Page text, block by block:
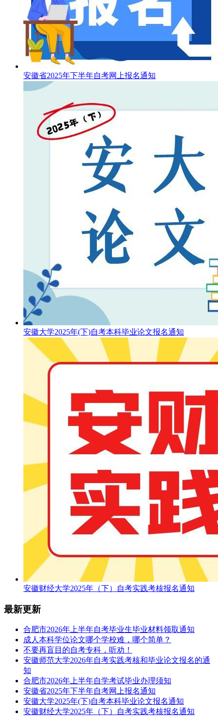
安徽省2025年下半年自考网上报名通知
安徽大学2025年(下)自考本科毕业论文报名通知
安徽财经大学2025年（下）自考实践考核报名通知
最新更新
合肥市2026年上半年自考毕业生毕业材料领取通知
成人本科学位论文哪个学校难，哪个简单？
不要再盲目的自考专科，听劝！
安徽师范大学2026年自考实践考核和毕业论文报名的通
知
合肥市2026年上半年自学考试毕业办理须知
安徽省2025年下半年自考网上报名通知
安徽大学2025年(下)自考本科毕业论文报名通知
安徽财经大学2025年（下）自考实践考核报名通知